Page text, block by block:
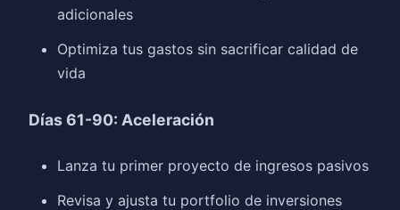
adicionales
Optimiza tus gastos sin sacrificar calidad de
vida
Días 61-90: Aceleración
Lanza tu primer proyecto de ingresos pasivos
Revisa y ajusta tu portfolio de inversiones